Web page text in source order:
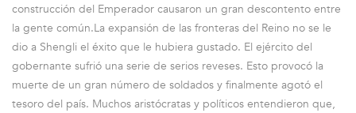
construcción del Emperador causaron un gran descontento entre
la gente común.La expansión de las fronteras del Reino no se le
dio a Shengli el éxito que le hubiera gustado. El ejército del
gobernante sufrió una serie de serios reveses. Esto provocó la
muerte de un gran número de soldados y finalmente agotó el
tesoro del país. Muchos aristócratas y políticos entendieron que,